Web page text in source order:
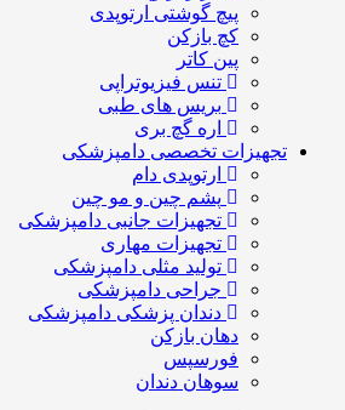
پیچ گوشتی ارتوپدی
کچ بازکن
پین کاتر
تنس فیزیوتراپی
بریس های طبی
اره گچ بری
تجهیزات تخصصی دامپزشکی
ارتوپدی دام
پشم چین و مو چین
تجهیزات جانبی دامپزشکی
تجهیزات مهاری
تولید مثلی دامپزشکی
جراحی دامپزشکی
دندان پزشکی دامپزشکی
دهان بازکن
فورسپس
سوهان دندان